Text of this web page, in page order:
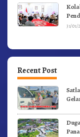
31/01/
Recent Post